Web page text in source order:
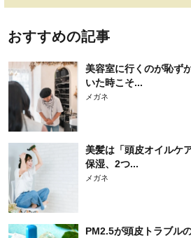
おすすめの記事
美容室に行くのが恥ず
いた時こそ...
メガネ
美髪は「頭皮オイルケ
保湿、2つ...
メガネ
PM2.5が頭皮トラブル